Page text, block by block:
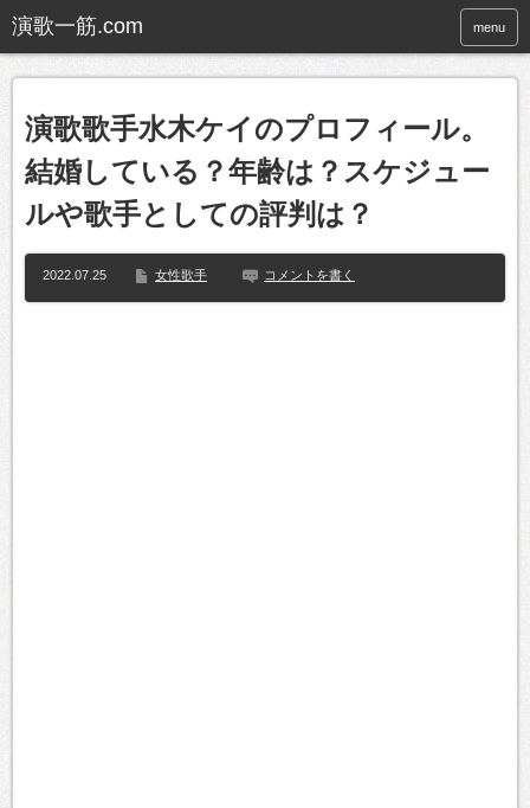
menu
演歌歌手水木ケイのプロフィール。
結婚している？年齢は？スケジュー
ルや歌手としての評判は？
2022.07.25 女性歌手 コメントを書く